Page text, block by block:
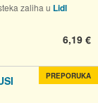
zaliha u Lidl
6,19 €
PREPORUKA